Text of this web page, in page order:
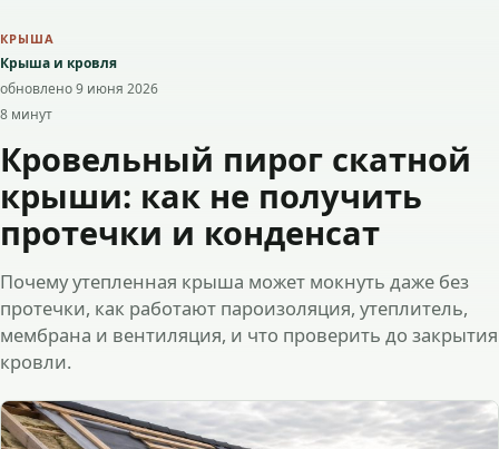
КРЫША
Крыша и кровля
обновлено 9 июня 2026
8 минут
Кровельный пирог скатной
крыши: как не получить
протечки и конденсат
Почему утепленная крыша может мокнуть даже без
протечки, как работают пароизоляция, утеплитель,
мембрана и вентиляция, и что проверить до закрытия
кровли.